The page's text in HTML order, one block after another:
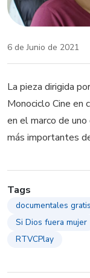
6 de Junio de 2021
La pieza dirigida
Monociclo Cine en
en el marco de
más importantes
Tags
documentales gratis
Si Dios fuera mujer
RTVCPlay